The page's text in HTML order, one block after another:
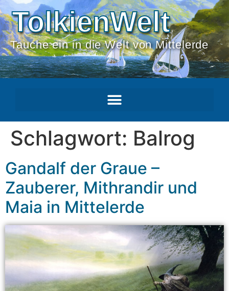
TolkienWelt
Tauche ein in die Welt von Mittelerde
Schlagwort: Balrog
Gandalf der Graue –
Zauberer, Mithrandir und
Maia in Mittelerde